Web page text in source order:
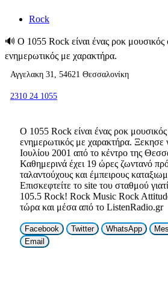
Rock
🔊 Ο 1055 Rock είναι ένας ροκ μουσικός
ενημερωτικός με χαρακτήρα.
Αγγελακη 31, 54621 Θεσσαλονίκη
2310 24 1055
Ο 1055 Rock είναι ένας ροκ
ενημερωτικός με χαρακτήρα. Ξεκησε
Ιουλίου 2001 από το κέντρο της
Καθημερινά έχει 19 ώρες ζωντανό
ταλαντούχους και έμπειρους
Επισκεφτείτε το site του σταθμού
105.5 Rock! Rock Music Rock
τώρα και μέσα από το ListenRadio.gr
Facebook Twitter WhatsApp
Email